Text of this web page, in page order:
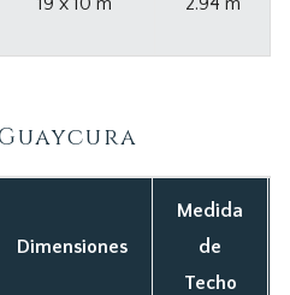
Dimensiones
Medida
de
Techo